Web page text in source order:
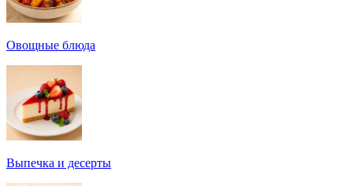
Овощные блюда
Выпечка и десерты